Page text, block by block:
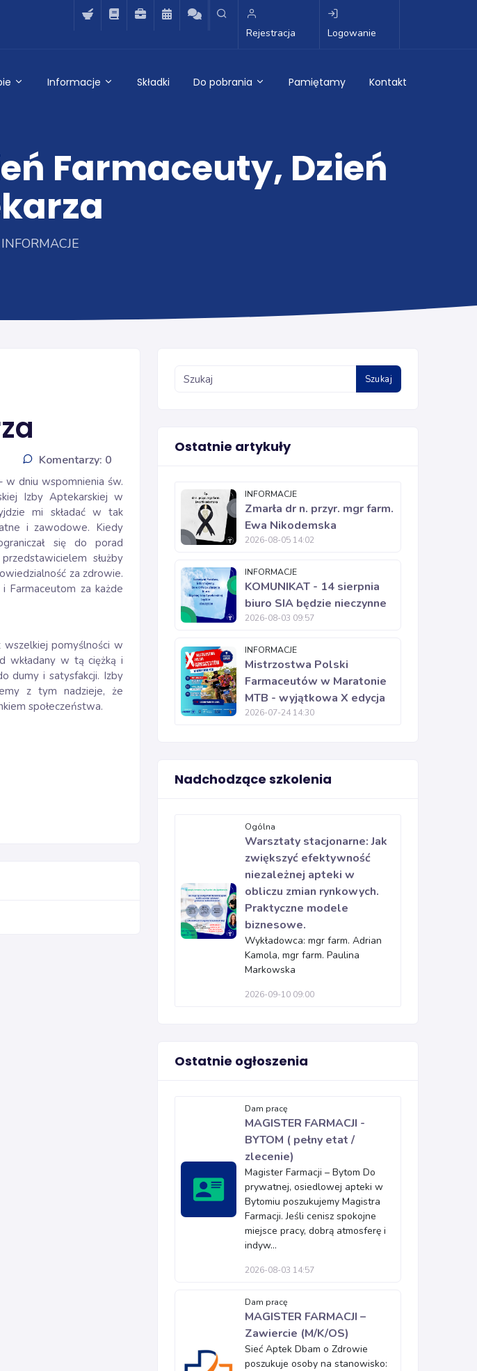
Rejestracja Logowanie
Informacje Składki Do pobrania Pamiętamy Kontakt
Farmaceuty, Dzień
INFORMACJE
Komentarzy: 0
w dniu wspomnienia św.
Izby Aptekarskiej w
mi składać w tak
i zawodowe. Kiedy
się do porad
służby
za zdrowie.
Farmaceutom za każde
wszelkiej pomyślności w
wkładany w tą ciężką i
dumy i satysfakcji. Izby
z tym nadzieje, że
społeczeństwa.
Szukaj
Ostatnie artykuły
INFORMACJE
Zmarła dr n. przyr. mgr farm.
Ewa Nikodemska
2026-08-05 14:02
INFORMACJE
KOMUNIKAT - 14 sierpnia
biuro SIA będzie nieczynne
2026-08-03 09:57
INFORMACJE
Mistrzostwa Polski
Farmaceutów w Maratonie
MTB - wyjątkowa X edycja
2026-07-24 14:30
Nadchodzące szkolenia
Ogólna
Warsztaty stacjonarne: Jak
zwiększyć efektywność
niezależnej apteki w
obliczu zmian rynkowych.
Praktyczne modele
biznesowe.
Wykładowca: mgr farm. Adrian
Kamola, mgr farm. Paulina
Markowska
2026-09-10 09:00
Ostatnie ogłoszenia
Dam pracę
MAGISTER FARMACJI -
BYTOM ( pełny etat /
zlecenie)
Magister Farmacji – Bytom Do
prywatnej, osiedlowej apteki w
Bytomiu poszukujemy Magistra
Farmacji. Jeśli cenisz spokojne
miejsce pracy, dobrą atmosferę i
indyw...
2026-08-03 14:57
Dam pracę
MAGISTER FARMACJI –
Zawiercie (M/K/OS)
Sieć Aptek Dbam o Zdrowie
poszukuje osoby na stanowisko: